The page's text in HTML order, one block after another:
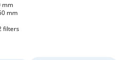
mm
mm
filters